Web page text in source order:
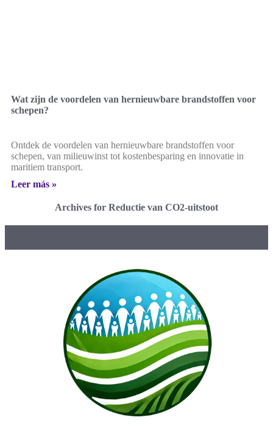
Wat zijn de voordelen van hernieuwbare brandstoffen voor
schepen?
Ontdek de voordelen van hernieuwbare brandstoffen voor
schepen, van milieuwinst tot kostenbesparing en innovatie in
maritiem transport.
Leer más »
Archives for Reductie van CO2-uitstoot